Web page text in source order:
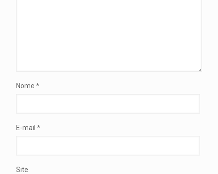
Nome *
E-mail *
Site